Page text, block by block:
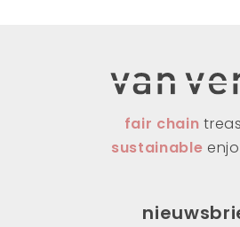
fair chain
sustainable